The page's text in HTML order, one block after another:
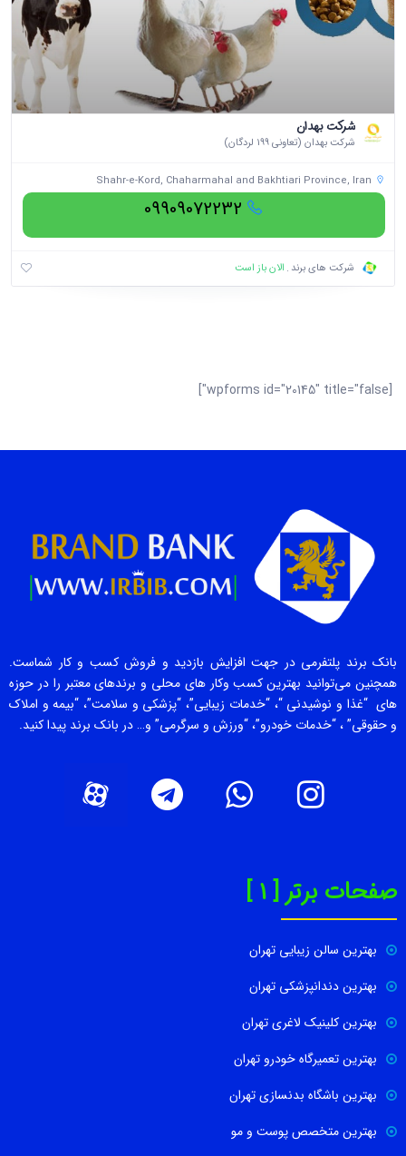
شرکت بهدان
شرکت بهدان (تعاونی ۱۹۹ لردگان)
Shahr-e-Kord, Chaharmahal and Bakhtiari Province, Iran
09909072232
شرکت های برند الان باز است
[wpforms id="20145" title="false"]
بانک برند پلتفرمی در جهت افزایش بازدید و فروش کسب و کار شماست.
همچنین می‌توانید بهترین کسب وکار های محلی و برندهای معتبر را در حوزه
های “غذا و نوشیدنی “، “خدمات زیبایی”، “پزشکی و سلامت”، “بیمه و املاک
و حقوقی” ، “خدمات خودرو”، “ورزش و سرگرمی” و… در بانک برند پیدا کنید.
صفحات برتر [ 1 ]
بهترین سالن زیبایی تهران
بهترین دندانپزشکی تهران
بهترین کلینیک لاغری تهران
بهترین تعمیرگاه خودرو تهران
بهترین باشگاه بدنسازی تهران
بهترین متخصص پوست و مو